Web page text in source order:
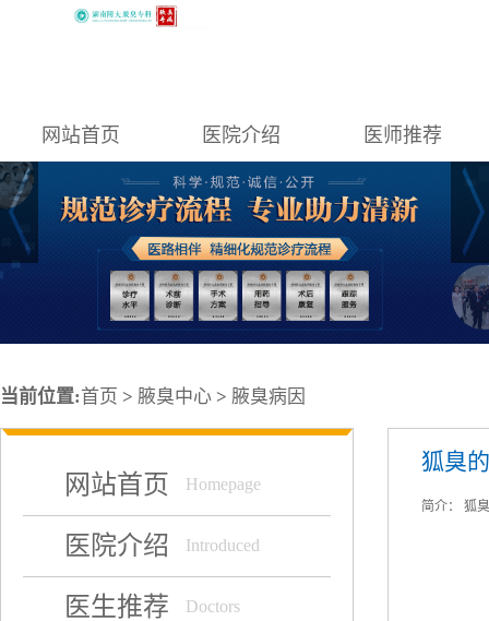
网站首页 医院介绍 医师推荐
当前位置:首页 > 腋臭中心 > 腋臭病因
网站首页 Homepage
医院介绍 Introduced
医生推荐 Doctors
狐臭
简介： 狐